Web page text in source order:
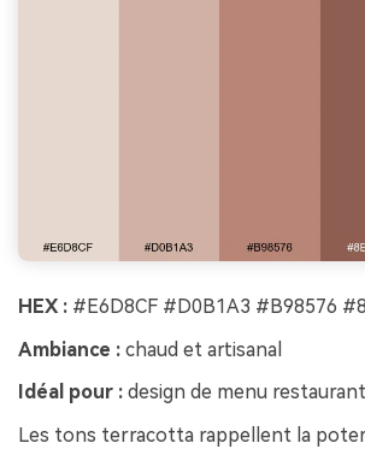
HEX : #E6D8CF #D0B1A3 #B98576
Ambiance : chaud et artisanal
Idéal pour : design de menu restaurant
Les tons terracotta rappellent la